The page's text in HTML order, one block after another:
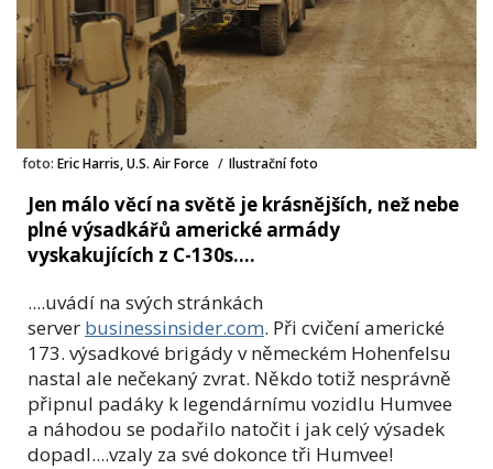
foto: Eric Harris, U.S. Air Force / Ilustrační foto
Jen málo věcí na světě je krásnějších, než nebe
plné výsadkářů americké armády
vyskakujících z C-130s....
....uvádí na svých stránkách
server businessinsider.com. Při cvičení americké
173. výsadkové brigády v německém Hohenfelsu
nastal ale nečekaný zvrat. Někdo totiž nesprávně
připnul padáky k legendárnímu vozidlu Humvee
a náhodou se podařilo natočit i jak celý výsadek
dopadl....vzaly za své dokonce tři Humvee!